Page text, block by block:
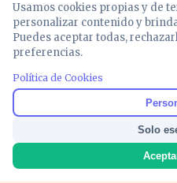
Usamos cookies propias y de
personalizar contenido y
Puedes aceptar todas,
preferencias.
Política de Cookies
Solo